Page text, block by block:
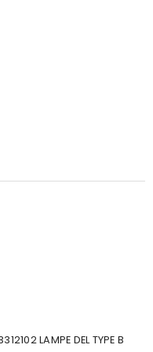
LAMPE DEL TYPE B